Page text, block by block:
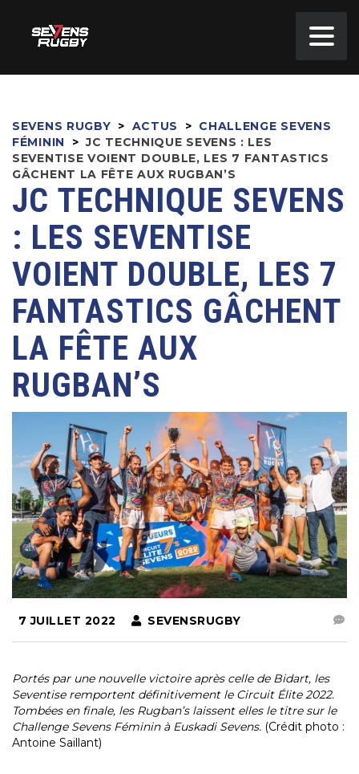
SEVENS RUGBY > ACTUS > CHALLENGE SEVENS
FÉMININ
> JC TECHNIQUE SEVENS : LES
SEVENTISE VOIENT DOUBLE, LES 7 FANTASTICS
GÂCHENT LA FÊTE AUX RUGBAN’S
JC TECHNIQUE SEVENS
: LES SEVENTISE
VOIENT DOUBLE, LES 7
FANTASTICS GÂCHENT
LA FÊTE AUX
RUGBAN’S
7 JUILLET 2022 SEVENSRUGBY
Portés par une nouvelle victoire après celle de Bidart, les
Seventise remportent définitivement le Circuit Élite 2022.
Tombées en finale, les Rugban’s laissent elles le titre sur le
Challenge Sevens Féminin à Euskadi Sevens. (Crédit photo :
Antoine Saillant)